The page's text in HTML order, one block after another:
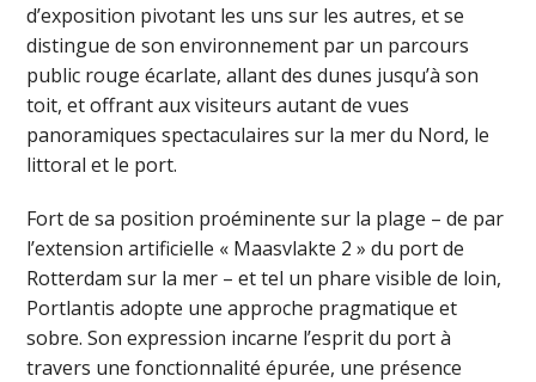
d’exposition pivotant les uns sur les autres, et se
distingue de son environnement par un parcours
public rouge écarlate, allant des dunes jusqu’à son
toit, et offrant aux visiteurs autant de vues
panoramiques spectaculaires sur la mer du Nord, le
littoral et le port.
Fort de sa position proéminente sur la plage – de par
l’extension artificielle « Maasvlakte 2 » du port de
Rotterdam sur la mer – et tel un phare visible de loin,
Portlantis adopte une approche pragmatique et
sobre. Son expression incarne l’esprit du port à
travers une fonctionnalité épurée, une présence